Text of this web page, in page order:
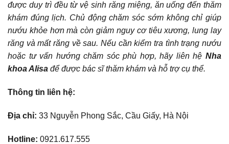
được duy trì đều từ vệ sinh răng miệng, ăn uống đến thăm
khám đúng lịch. Chủ động chăm sóc sớm không chỉ giúp
nướu khỏe hơn mà còn giảm nguy cơ tiêu xương, lung lay
răng và mất răng về sau. Nếu cần kiểm tra tình trạng nướu
hoặc tư vấn hướng chăm sóc phù hợp, hãy liên hệ Nha
khoa Alisa để được bác sĩ thăm khám và hỗ trợ cụ thể.
Thông tin liên hệ:
Địa chỉ: 33 Nguyễn Phong Sắc, Cầu Giấy, Hà Nội
Hotline: 0921.617.555